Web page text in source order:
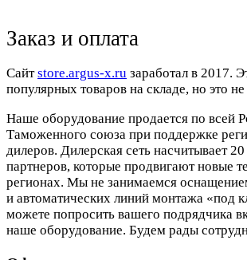
Заказ и оплата
Cайтstore.argus-x.ru заработал в 2017.
популярных товаров на складе, но это
Наше оборудование продается по всей
Таможенного союза при поддержке
дилеров. Дилерская сеть насчитывает
партнеров, которые продвигают новые
регионах. Мы не занимаемся
и автоматических линий монтажа «под
можете попросить вашего подрядчика
наше оборудование. Будем рады